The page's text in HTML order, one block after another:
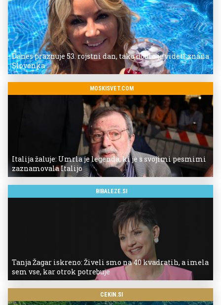
Danes praznuje 53. rojstni dan, tako dobro je videti znana
Slovenka
MOSKISVET.COM
Italija žaluje: Umrla je legenda, ki je s svojimi pesmimi
zaznamovala Italijo
BIBALEZE.SI
Tanja Žagar iskreno: Živeli smo na 40 kvadratih, a imela
sem vse, kar otrok potrebuje
CEKIN.SI